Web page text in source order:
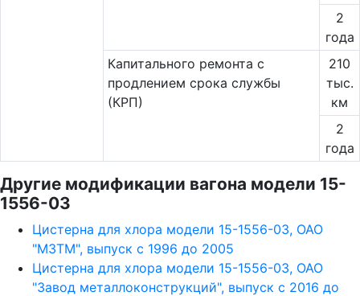
2
года
Капитального ремонта с
продлением срока службы
(КРП)
210
тыс.
км
2
года
Другие модификации вагона модели 15-
1556-03
Цистерна для хлора модели 15-1556-03, ОАО
"МЗТМ", выпуск с 1996 до 2005
Цистерна для хлора модели 15-1556-03, ОАО
"Завод металлоконструкций", выпуск с 2016 до